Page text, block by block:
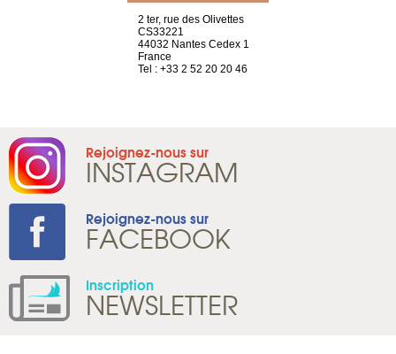
2 ter, rue des Olivettes
CS33221
44032 Nantes Cedex 1
France
Tel : +33 2 52 20 20 46
Rejoignez-nous sur
INSTAGRAM
Rejoignez-nous sur
FACEBOOK
Inscription
NEWSLETTER